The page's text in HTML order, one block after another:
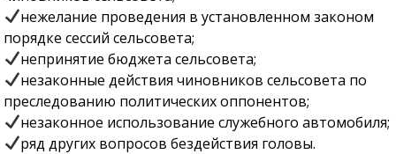
нежелание проведения в установленном законом
порядке сессий сельсовета;
непринятие бюджета сельсовета;
незаконные действия чиновников сельсовета по
преследованию политических оппонентов;
незаконное использование служебного автомобиля;
ряд других вопросов бездействия головы.